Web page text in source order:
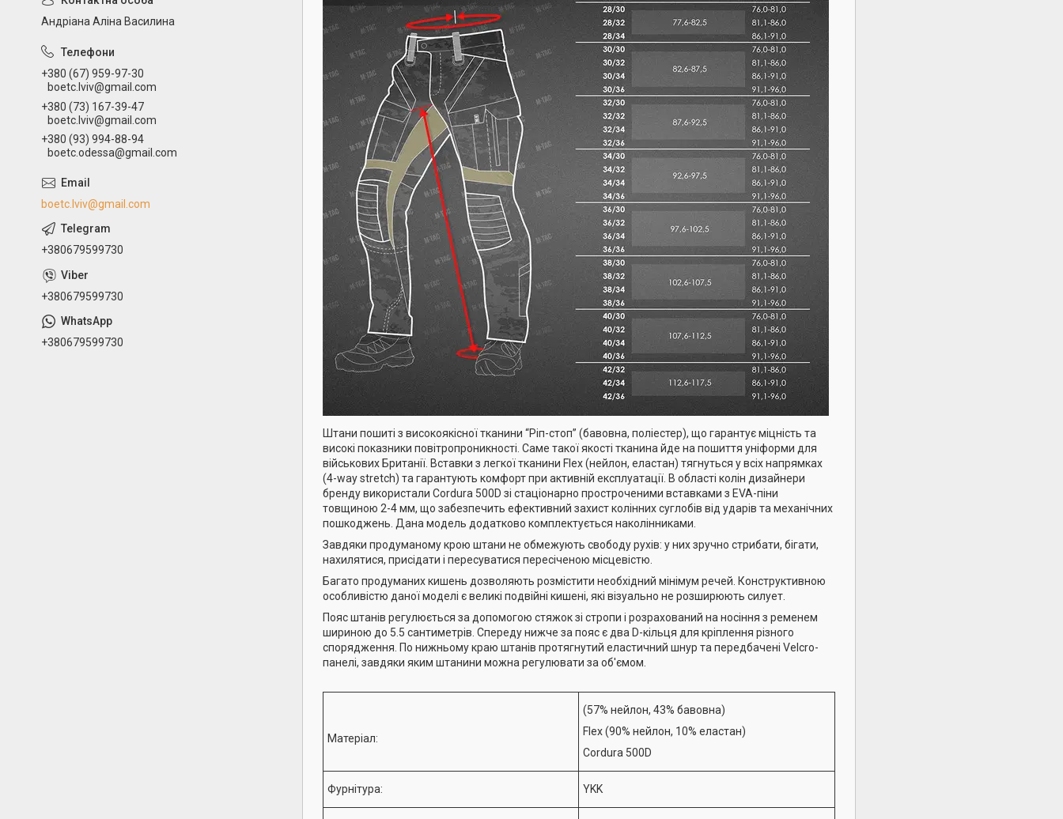
Штани пошиті з високоякісної тканини “Ріп-стоп” (бавовна, поліестер), що гарантує міцність та
високі показники повітропроникності. Саме такої якості тканина йде на пошиття уніформи для
військових Британії. Вставки з легкої тканини Flex (нейлон, еластан) тягнуться у всіх напрямках
(4-way stretch) та гарантують комфорт при активній експлуатації. В області колін дизайнери
бренду використали Cordura 500D зі стаціонарно простроченими вставками з EVA-піни
товщиною 2-4 мм, що забезпечить ефективний захист колінних суглобів від ударів та механічних
пошкоджень. Дана модель додатково комплектується наколінниками.
Завдяки продуманому крою штани не обмежують свободу рухів: у них зручно стрибати, бігати,
нахилятися, присідати і пересуватися пересіченою місцевістю.
Багато продуманих кишень дозволяють розмістити необхідний мінімум речей. Конструктивною
особливістю даної моделі є великі подвійні кишені, які візуально не розширюють силует.
Пояс штанів регулюється за допомогою стяжок зі стропи і розрахований на носіння з ременем
шириною до 5.5 сантиметрів. Спереду нижче за пояс є два D-кільця для кріплення різного
спорядження. По нижньому краю штанів протягнутий еластичний шнур та передбачені Velcro-
панелі, завдяки яким штанини можна регулювати за об'ємом.
Матеріал:
(57% нейлон, 43% бавовна)
Flex (90% нейлон, 10% еластан)
Cordura 500D
Фурнітура: YKK
Андріана Аліна Василина
+380 (67) 959-97-30
boetc.lviv@gmail.com
+380 (73) 167-39-47
boetc.lviv@gmail.com
+380 (93) 994-88-94
boetc.odessa@gmail.com
boetc.lviv@gmail.com
+380679599730
+380679599730
+380679599730